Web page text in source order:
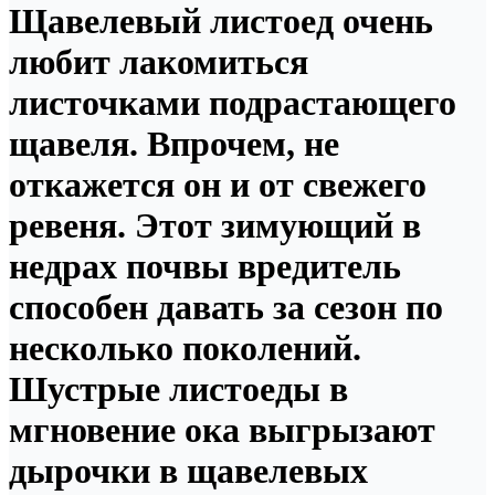
Щавелевый листоед очень
любит лакомиться
листочками подрастающего
щавеля. Впрочем, не
откажется он и от свежего
ревеня. Этот зимующий в
недрах почвы вредитель
способен давать за сезон по
несколько поколений.
Шустрые листоеды в
мгновение ока выгрызают
дырочки в щавелевых